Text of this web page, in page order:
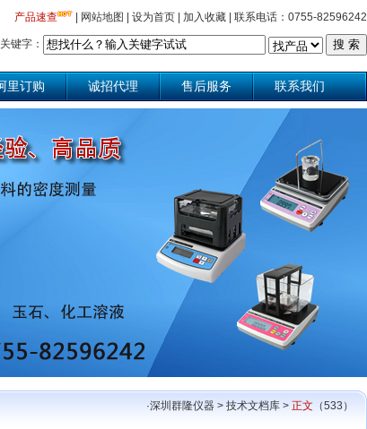
产品速查 网站地图 设为首页 加入收藏 联系电话：0755-82596242
关键字：
里订购 诚招代理 售后服务 联系我们
·深圳群隆仪器 > 技术文档库 > 正文 （533）